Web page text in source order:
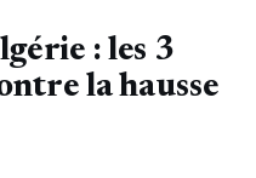
: les 3
la hausse